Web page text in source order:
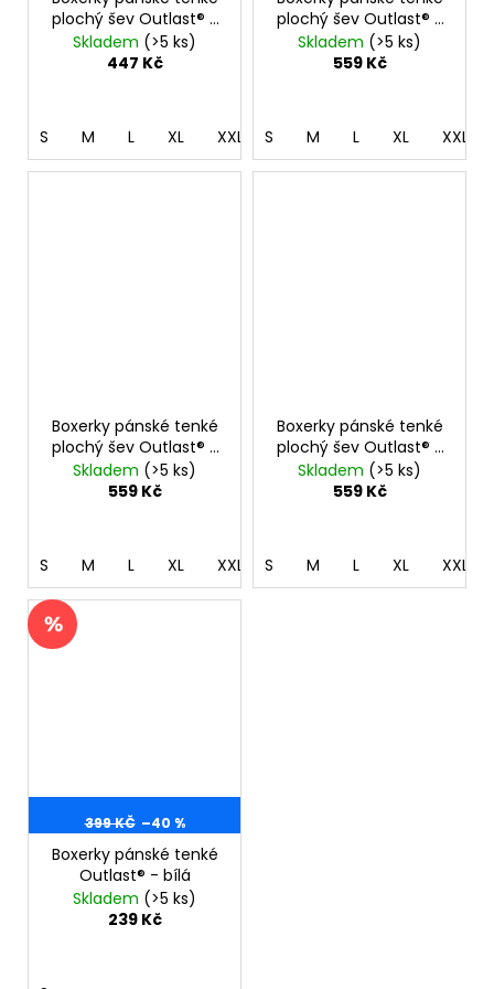
plochý šev Outlast® -
tm.šedý melír
Skladem (>5 ks)
447 Kč
S M L XL XXL
plochý šev Outlast® -
černá
Skladem (>5 ks)
559 Kč
S M L XL XXL
Boxerky pánské tenké
plochý šev Outlast® -
khaki
Skladem (>5 ks)
559 Kč
S M L XL XXL 4XL
Boxerky pánské tenké
plochý šev Outlast® -
šedý melír
Skladem (>5 ks)
559 Kč
S M L XL XXL
399 KČ –40 %
Boxerky pánské tenké
Outlast® - bílá
Skladem (>5 ks)
239 Kč